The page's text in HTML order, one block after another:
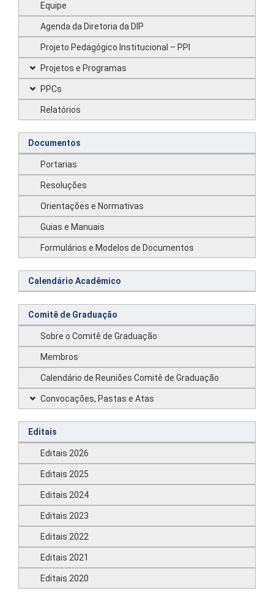
Equipe
Agenda da Diretoria da DIP
Projeto Pedagógico Institucional – PPI
Projetos e Programas
PPCs
Relatórios
Documentos
Portarias
Resoluções
Orientações e Normativas
Guias e Manuais
Formulários e Modelos de Documentos
Calendário Acadêmico
Comitê de Graduação
Sobre o Comitê de Graduação
Membros
Calendário de Reuniões Comitê de Graduação
Convocações, Pastas e Atas
Editais
Editais 2026
Editais 2025
Editais 2024
Editais 2023
Editais 2022
Editais 2021
Editais 2020